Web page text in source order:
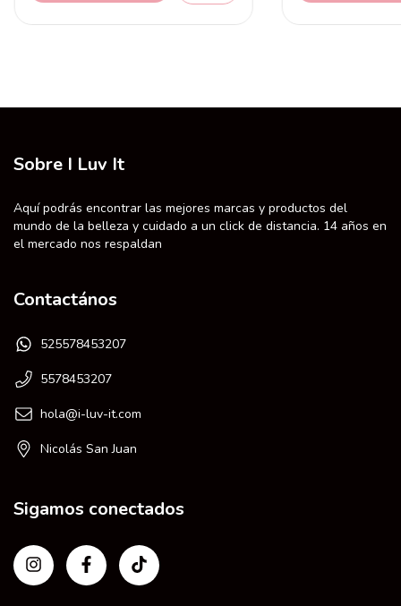
Sobre I Luv It
Aquí podrás encontrar las mejores marcas y productos del
mundo de la belleza y cuidado a un click de distancia. 14 años en
el mercado nos respaldan
Contactános
525578453207
5578453207
hola@i-luv-it.com
Nicolás San Juan
Sigamos conectados